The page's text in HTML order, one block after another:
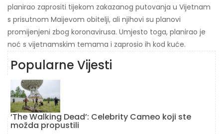
planirao zaprositi tijekom zakazanog putovanja u Vijetnam
s prisutnom Maijevom obitelji, ali njihovi su planovi
promijenjeni zbog koronavirusa. Umjesto toga, planirao je
noć s vijetnamskim temama i zaprosio ih kod kuće.
Popularne Vijesti
‘The Walking Dead’: Celebrity Cameo koji ste
možda propustili